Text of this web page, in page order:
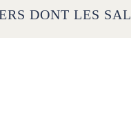
DONT LES